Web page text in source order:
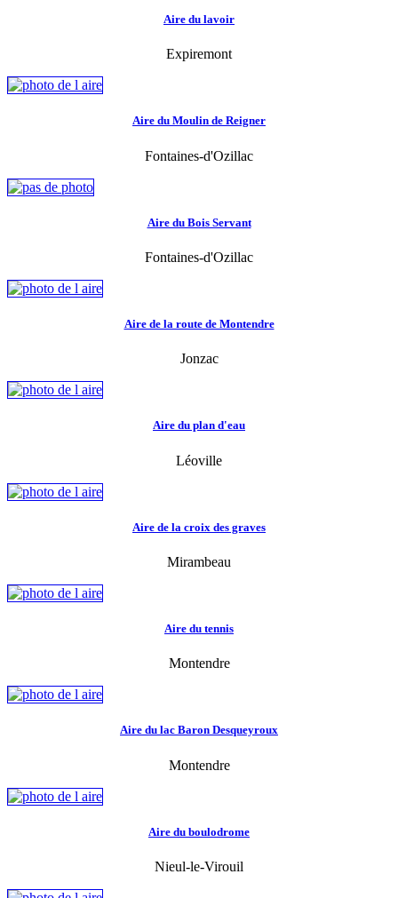
Aire du lavoir
Expiremont
Aire du Moulin de Reigner
Fontaines-d'Ozillac
Aire du Bois Servant
Fontaines-d'Ozillac
Aire de la route de Montendre
Jonzac
Aire du plan d'eau
Léoville
Aire de la croix des graves
Mirambeau
Aire du tennis
Montendre
Aire du lac Baron Desqueyroux
Montendre
Aire du boulodrome
Nieul-le-Virouil